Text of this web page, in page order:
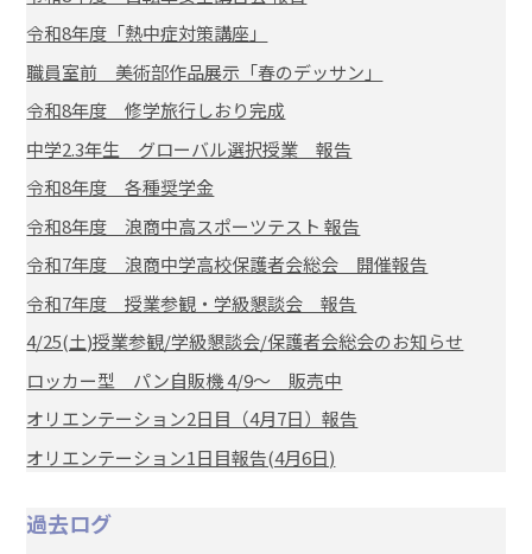
令和8年度「熱中症対策講座」
職員室前 美術部作品展示「春のデッサン」
令和8年度 修学旅行しおり完成
中学2.3年生 グローバル選択授業 報告
令和8年度 各種奨学金
令和8年度 浪商中高スポーツテスト 報告
令和7年度 浪商中学高校保護者会総会 開催報告
令和7年度 授業参観・学級懇談会 報告
4/25(土)授業参観/学級懇談会/保護者会総会のお知らせ
ロッカー型 パン自販機 4/9～ 販売中
オリエンテーション2日目（4月7日）報告
オリエンテーション1日目報告(4月6日)
過去ログ